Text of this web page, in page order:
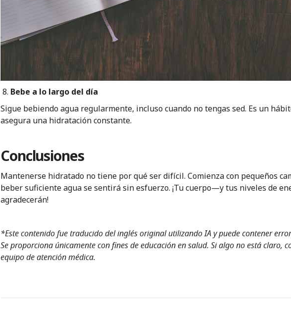
Bebe a lo largo del día
Sigue bebiendo agua regularmente, incluso cuando no tengas sed. Es un
asegura una hidratación constante.
Conclusiones
Mantenerse hidratado no tiene por qué ser difícil. Comienza con pequeños
beber suficiente agua se sentirá sin esfuerzo. ¡Tu cuerpo—y tus niveles de
agradecerán!
*Este contenido fue traducido del inglés original utilizando IA y puede contener
Se proporciona únicamente con fines de educación en salud. Si algo no está claro,
equipo de atención médica.